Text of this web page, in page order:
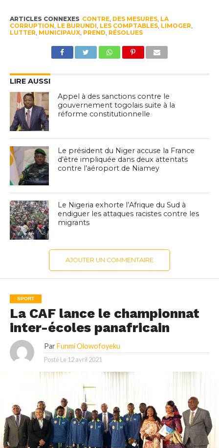
ARTICLES CONNEXES CONTRE, DES MESURES, LA
CORRUPTION, LE BURUNDI, LES COMPTABLES, LIMOGER,
LUTTER, MUNICIPAUX, PREND, RÉSOLUES
LIRE AUSSI
Appel à des sanctions contre le
gouvernement togolais suite à la
réforme constitutionnelle
Le président du Niger accuse la France
d’être impliquée dans deux attentats
contre l’aéroport de Niamey
Le Nigeria exhorte l’Afrique du Sud à
endiguer les attaques racistes contre les
migrants
AJOUTER UN COMMENTAIRE
SPORT
La CAF lance le championnat
inter-écoles panafricain
Par Funmi Olowofoyeku
Posté Le 12 avril 2021